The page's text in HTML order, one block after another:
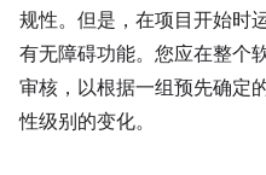
规性。但是，在项目开始时
有无障碍功能。您应在整个
审核，以根据一组预先确定
性级别的变化。